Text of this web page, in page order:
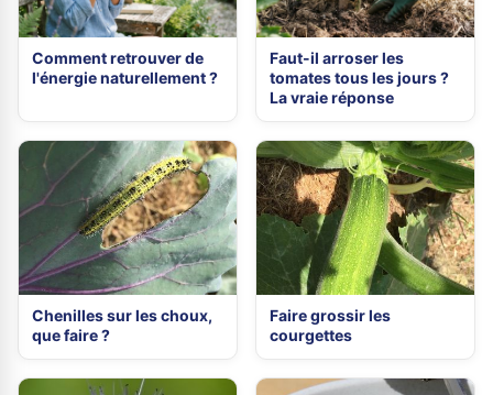
Comment retrouver de
l'énergie naturellement ?
Faut-il arroser les
tomates tous les jours ?
La vraie réponse
Chenilles sur les choux,
que faire ?
Faire grossir les
courgettes